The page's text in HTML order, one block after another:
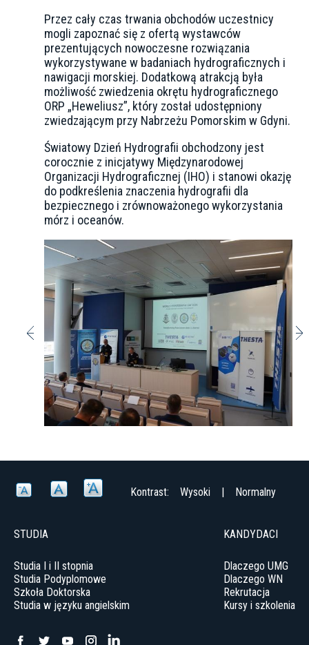
Przez cały czas trwania obchodów uczestnicy
mogli zapoznać się z ofertą wystawców
prezentujących nowoczesne rozwiązania
wykorzystywane w badaniach hydrograficznych i
nawigacji morskiej. Dodatkową atrakcją była
możliwość zwiedzenia okrętu hydrograficznego
ORP „Heweliusz”, który został udostępniony
zwiedzającym przy Nabrzeżu Pomorskim w Gdyni.
Światowy Dzień Hydrografii obchodzony jest
corocznie z inicjatywy Międzynarodowej
Organizacji Hydrograficznej (IHO) i stanowi okazję
do podkreślenia znaczenia hydrografii dla
bezpiecznego i zrównoważonego wykorzystania
mórz i oceanów.
Kontrast: Wysoki | Normalny
STUDIA
Studia I i II stopnia
Studia Podyplomowe
Szkoła Doktorska
Studia w języku angielskim
KANDYDACI
Dlaczego UMG
Dlaczego WN
Rekrutacja
Kursy i szkolenia